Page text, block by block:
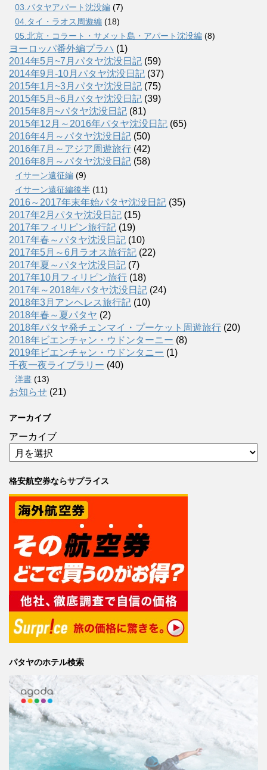
03.パタヤアパート沈没編 (7)
04.タイ・ラオス周遊編 (18)
05.北京・コラート・サメット島・アパート沈没編 (8)
ヨーロッパ番外編プラハ (1)
2014年5月~7月パタヤ沈没日記 (59)
2014年9月-10月パタヤ沈没日記 (37)
2015年1月~3月パタヤ沈没日記 (75)
2015年5月~6月パタヤ沈没日記 (39)
2015年8月~パタヤ沈没日記 (81)
2015年12月～2016年パタヤ沈没日記 (65)
2016年4月～パタヤ沈没日記 (50)
2016年7月～アジア周遊旅行 (42)
2016年8月～パタヤ沈没日記 (58)
イサーン遠征編 (9)
イサーン遠征編後半 (11)
2016～2017年末年始パタヤ沈没日記 (35)
2017年2月パタヤ沈没日記 (15)
2017年フィリピン旅行記 (19)
2017年春～パタヤ沈没日記 (10)
2017年5月～6月ラオス旅行記 (22)
2017年夏～パタヤ沈没日記 (7)
2017年10月フィリピン旅行 (18)
2017年～2018年パタヤ沈没日記 (24)
2018年3月アンヘレス旅行記 (10)
2018年春～夏パタヤ (2)
2018年パタヤ発チェンマイ・プーケット周遊旅行 (20)
2018年ビエンチャン・ウドンターニー (8)
2019年ビエンチャン・ウドンタニー (1)
千夜一夜ライブラリー (40)
洋書 (13)
お知らせ (21)
アーカイブ
アーカイブ
格安航空券ならサプライス
パタヤのホテル検索